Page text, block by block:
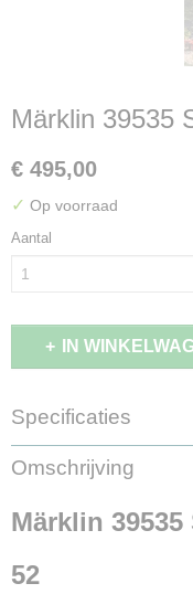
Märklin 39535
€ 495,00
✓ Op voorraad
Aantal
IN
Specificaties
EAN code
4001883395357
39535
H0 (1:87)
Omschrijving
Märklin
52